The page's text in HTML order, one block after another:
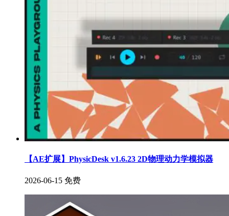
【AE扩展】PhysicDesk v1.6.23 2D物理动力学模拟器
2026-06-15 免费